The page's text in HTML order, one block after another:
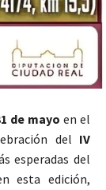
de mayo en el
del IV
esperadas del
esta edición,